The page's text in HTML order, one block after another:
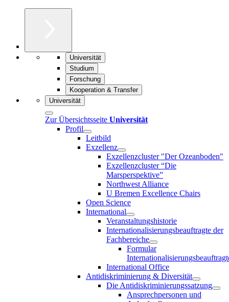
Universität
Studium
Forschung
Kooperation & Transfer
Universität
Zur Übersichtsseite Universität
Profil
Leitbild
Exzellenz
Exzellenzcluster "Der Ozeanboden"
Exzellenzcluster “Die
Marsperspektive”
Northwest Alliance
U Bremen Excellence Chairs
Open Science
International
Veranstaltungshistorie
Internationalisierungsbeauftragte der
Fachbereiche
Formular
International Office
Antidiskriminierung & Diversität
Die Antidiskriminierungssatzung
Ansprechpersonen und